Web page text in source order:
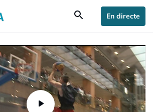
search En directe